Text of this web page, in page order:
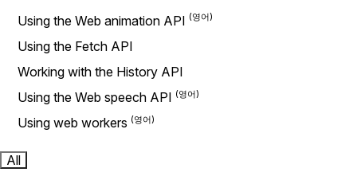
Using the Web animation API
Using the Fetch API
Working with the History API
Using the Web speech API
Using web workers
All